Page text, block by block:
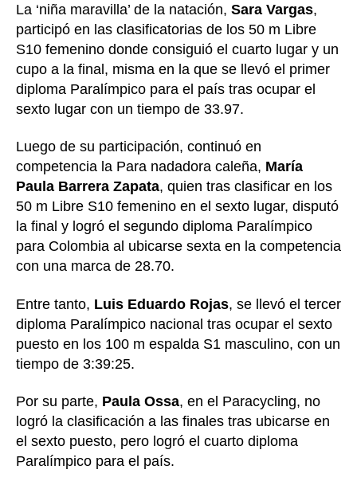
La ‘niña maravilla’ de la natación, Sara Vargas,
participó en las clasificatorias de los 50 m Libre
S10 femenino donde consiguió el cuarto lugar y un
cupo a la final, misma en la que se llevó el primer
diploma Paralímpico para el país tras ocupar el
sexto lugar con un tiempo de 33.97.
Luego de su participación, continuó en
competencia la Para nadadora caleña, María
Paula Barrera Zapata, quien tras clasificar en los
50 m Libre S10 femenino en el sexto lugar, disputó
la final y logró el segundo diploma Paralímpico
para Colombia al ubicarse sexta en la competencia
con una marca de 28.70.
Entre tanto, Luis Eduardo Rojas, se llevó el tercer
diploma Paralímpico nacional tras ocupar el sexto
puesto en los 100 m espalda S1 masculino, con un
tiempo de 3:39:25.
Por su parte, Paula Ossa, en el Paracycling, no
logró la clasificación a las finales tras ubicarse en
el sexto puesto, pero logró el cuarto diploma
Paralímpico para el país.